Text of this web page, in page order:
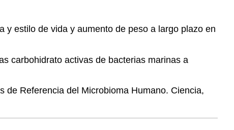
y estilo de vida y aumento de peso a largo plazo en
carbohidrato activas de bacterias marinas a
de Referencia del Microbioma Humano. Ciencia,